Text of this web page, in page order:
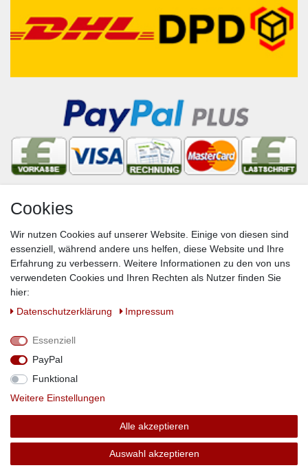
Newsletter
VORNAME NACHNAME
Newsletter
Honig
Hiermit bestätige ich, dass ich dieDaten­schutz­erklärung
© Copyright 2019 DS-Versandhandel. Alle Rechte vorbehalten.
webdesign by 3W FUTURE
Cookies
Wir nutzen Cookies auf unserer Website. Einige von diesen sind
essenziell, während andere uns helfen, diese Website und Ihre
Erfahrung zu verbessern. Weitere Informationen zu den von uns
verwendeten Cookies und Ihren Rechten als Nutzer finden Sie
hier:
Daten­schutz­erklärung
Impressum
Essenziell
PayPal
Funktional
Weitere Einstellungen
Alle akzeptieren
Auswahl akzeptieren